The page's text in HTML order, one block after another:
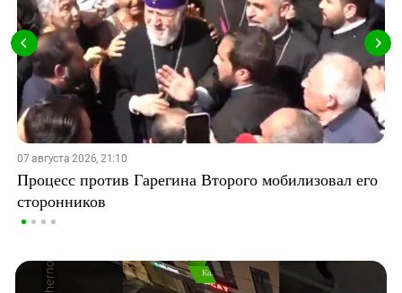
07 августа 2026, 21:10
Процесс против Гарегина Второго мобилизовал его
сторонников